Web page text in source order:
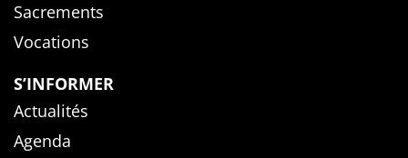
Sacrements
Vocations
S’INFORMER
Actualités
Agenda